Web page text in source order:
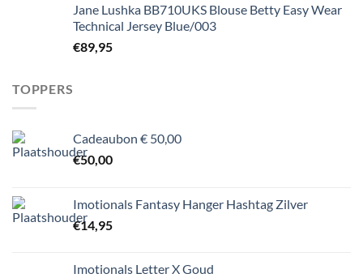
Jane Lushka BB710UKS Blouse Betty Easy Wear
Technical Jersey Blue/003
€89,95
TOPPERS
Cadeaubon € 50,00
€50,00
Imotionals Fantasy Hanger Hashtag Zilver
€14,95
Imotionals Letter X Goud